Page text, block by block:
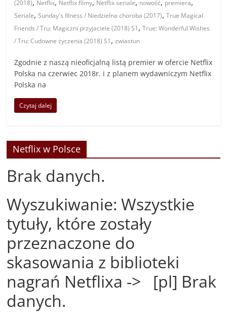
(2018) Netflix Netflix filmy Netflix seriale nowość premiera
Seriale,Sunday's Illness / Niedzielna choroba (2017),True Magical
Friends / Tru: Magiczni przyjaciele (2018) S1,True: Wonderful Wishes
/ Tru: Cudowne życzenia (2018) S1,zwiastun
Zgodnie z naszą nieoficjalną listą premier w ofercie Netflix
Polska na czerwiec 2018r. i z planem wydawniczym Netflix
Polska na
Czytaj dalej
Netflix w Polsce
Brak danych.
Wyszukiwanie: Wszystkie
tytuły, które zostały
przeznaczone do
skasowania z biblioteki
nagrań Netflixa -> [pl] Brak
danych.